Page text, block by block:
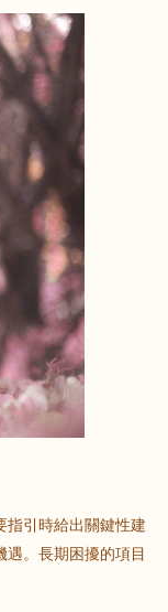
指引時給出關鍵性建
。長期困擾的項目
牛